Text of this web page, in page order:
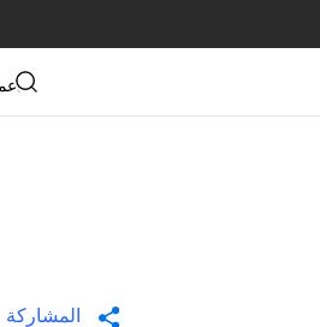
المشاركة